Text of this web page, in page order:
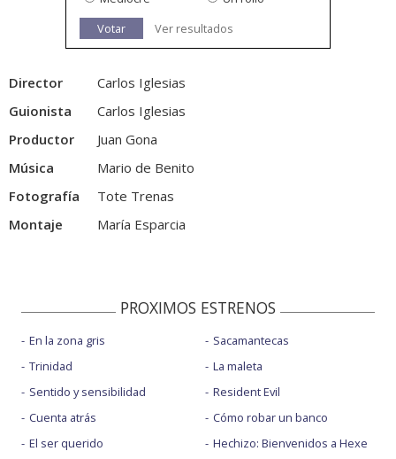
Votar
Ver resultados
Director
Carlos Iglesias
Guionista
Carlos Iglesias
Productor
Juan Gona
Música
Mario de Benito
Fotografía
Tote Trenas
Montaje
María Esparcia
PROXIMOS ESTRENOS
En la zona gris
Trinidad
Sentido y sensibilidad
Cuenta atrás
El ser querido
Sacamantecas
La maleta
Resident Evil
Cómo robar un banco
Hechizo: Bienvenidos a Hexe